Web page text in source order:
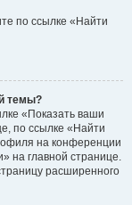
по ссылке «Найти
темы?
«Показать ваши
по ссылке «Найти
на конференции
на главной странице.
расширенного